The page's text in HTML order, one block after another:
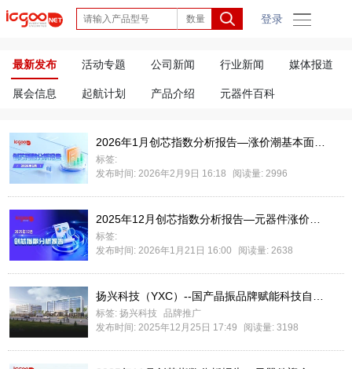
登录
最新发布 活动专题 公司新闻 行业新闻 媒体报道
展会信息 起航计划 产品介绍 元器件百科
标签:
发布时间: 2026年2月9日 16:18
阅读量: 2996
标签:
发布时间: 2026年1月21日 16:00
阅读量: 2638
标签: 扬兴科技
品牌推广
发布时间: 2025年12月25日 17:49
阅读量: 3198